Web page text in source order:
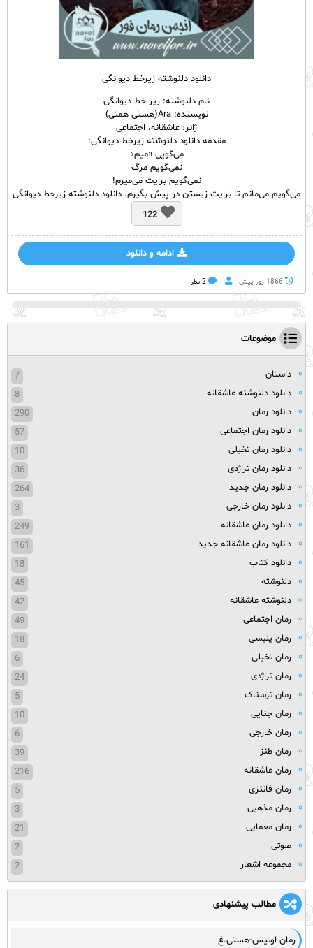
دانلود دلنوشته زیرخط دیوانگی
نام دلنوشته: زیر خط دیوانگی
نویسنده: Ara(هستی همتی)
ژانر: عاشقانه، اجتماعی
مقدمه دانلود دلنوشته زیرخط دیوانگی:
می‌‌گویی «میم»
نمی‌گویم مرگ
نمی‌‌گویم برایت می‌‌میرم!
می‌‌گویم می‌‌مانم تا برایت زیستن در پیش بگیرم. دانلود دلنوشته زیرخط دیوانگی
122
ادامه و دانلود
1866 روز پيش 2 نظر
موضوعات
داستان
7
دانلود دلنوشته عاشقانه
8
دانلود رمان
290
دانلود رمان اجتماعی
57
دانلود رمان تخیلی
10
دانلود رمان تراژدی
36
دانلود رمان جدید
264
دانلود رمان خارجی
3
دانلود رمان عاشقانه
249
دانلود رمان عاشقانه جدید
161
دانلود کتاب
18
دلنوشته
45
دلنوشته عاشقانه
42
رمان اجتماعی
49
رمان پلیسی
18
رمان تخیلی
6
رمان تراژدی
24
رمان ترسناک
5
رمان جنایی
10
رمان خارجی
6
رمان طنز
39
رمان عاشقانه
216
رمان فانتزی
5
رمان مذهبی
3
رمان معمایی
21
صوتی
2
مجموعه اشعار
2
مطالب پیشنهادی
رمان اوتیس-هستی.غ